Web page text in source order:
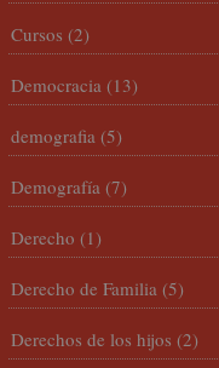
Cursos (2)
Democracia (13)
demografia (5)
Demografía (7)
Derecho (1)
Derecho de Familia (5)
Derechos de los hijos (2)